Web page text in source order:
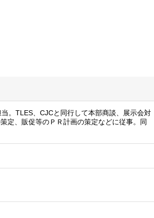
。TLES、CJCと同行して本部商談、展示会対
定、販促等のＰＲ計画の策定などに従事。同